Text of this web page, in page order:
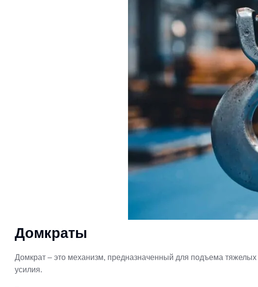
Домкраты
Домкрат – это механизм, предназначенный для подъема тяжелых
усилия.